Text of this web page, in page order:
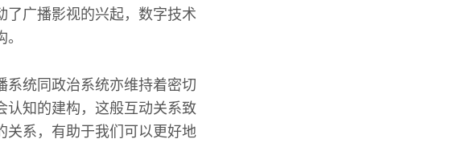
了广播影视的兴起，数字技术
系统同政治系统亦维持着密切
认知的建构，这般互动关系致
关系，有助于我们可以更好地